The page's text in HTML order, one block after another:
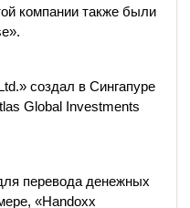
компании также были
создал в Сингапуре
Global Investments
перевода денежных
«Handoxx